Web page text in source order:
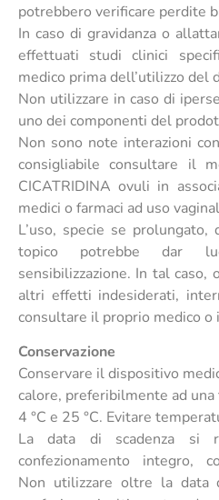
potrebbero verificare perdite
In caso di gravidanza o
effettuati studi clinici
medico prima dell’utilizzo del
Non utilizzare in caso di
uno dei componenti del
Non sono note interazioni
consigliabile consultare il
CICATRIDINA ovuli in
medici o farmaci ad uso
L’uso, specie se
topico potrebbe dar
sensibilizzazione. In tal caso,
altri effetti indesiderati,
consultare il proprio medico o
Conservazione
Conservare il dispositivo
calore, preferibilmente ad
4 °C e 25 °C. Evitare
La data di scadenza si
confezionamento integro,
Non utilizzare oltre la data